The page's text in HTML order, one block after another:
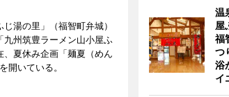
じ湯の里」（福智町弁城）
九州筑豊ラーメン山小屋ふ
、夏休み企画「麺夏（めん
開いている。
温
屋
福
つ
浴
イ